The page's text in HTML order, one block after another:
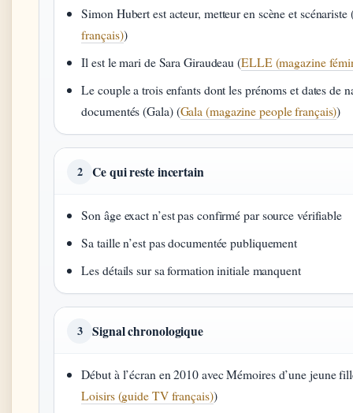
Simon Hubert est acteur, metteur en scène et scénariste
français))
Il est le mari de Sara Giraudeau (ELLE (magazine
Le couple a trois enfants dont les prénoms et dates de
documentés (Gala) (Gala (magazine people français))
2 Ce qui reste incertain
Son âge exact n’est pas confirmé par source vérifiable
Sa taille n’est pas documentée publiquement
Les détails sur sa formation initiale manquent
3 Signal chronologique
Début à l’écran en 2010 avec Mémoires d’une jeune
Loisirs (guide TV français))